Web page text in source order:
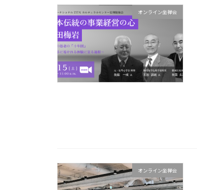
オンライン坐禅会
オンライン坐禅会